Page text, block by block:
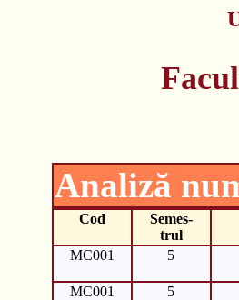
Analiză
Cod
Semes-
trul
MC001 5
MC001 5